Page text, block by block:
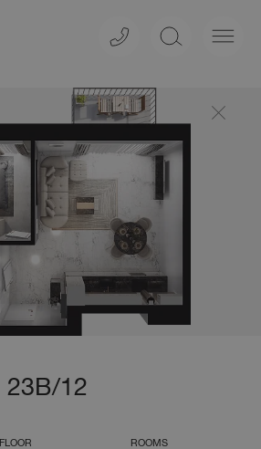
12
FLOOR ROOMS
Izera Park
Świeradów-Zdrój, ul.
Zakopiańska 23A